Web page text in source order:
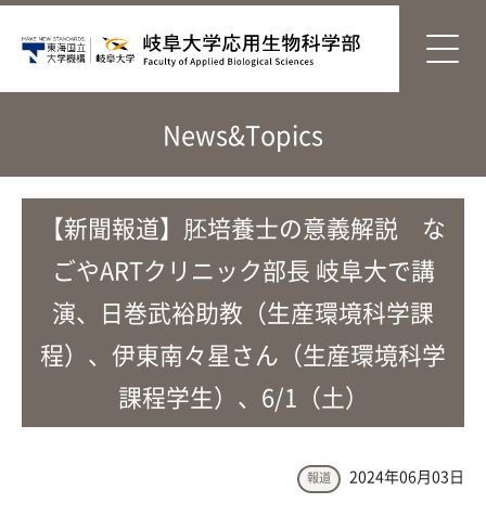
News&Topics
【新聞報道】胚培養士の意義解説 な
ごやARTクリニック部長 岐阜大で講
演、日巻武裕助教（生産環境科学課
程）、伊東南々星さん（生産環境科学
課程学生）、6/1（土）
報道 2024年06月03日